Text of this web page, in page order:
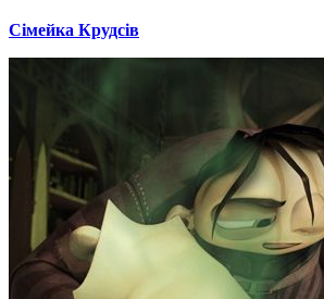
Сімейка Крудсів